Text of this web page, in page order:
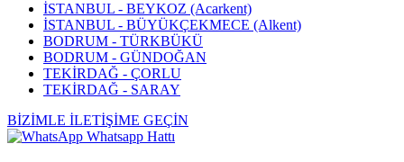
İSTANBUL - BEYKOZ (Acarkent)
İSTANBUL - BÜYÜKÇEKMECE (Alkent)
BODRUM - TÜRKBÜKÜ
BODRUM - GÜNDOĞAN
TEKİRDAĞ - ÇORLU
TEKİRDAĞ - SARAY
BİZİMLE İLETİŞİME GEÇİN
Whatsapp Hattı